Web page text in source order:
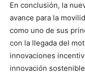
En conclusión, la
avance para la
como uno de sus
con la llegada del
innovaciones
innovación